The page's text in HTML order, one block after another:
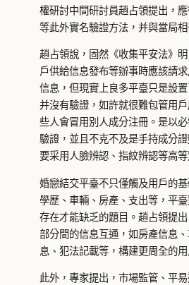
權研討中間研討員趙占領提出，
等此外實名驗證方法，并與當局
趙占領說，固然《收集平安法》
戶供給信息發布等辦事時應該請
信息，但現實上良多平臺只是設
并沒有驗證，如許就很難包管用
些人會冒用別人成分注冊。是以
驗證，並且不克不及是手持成分
要采用人臉辨認、指紋辨認等高等
婚戀結交平臺不只僅觸及用戶的
學歷、車輛、房產、支出等，平
存在才能缺乏的題目。趙占領提
部分間的信息互通，如房產信息
息、犯法記載等，構建更周全的
此外，專家提出，市場監管、平